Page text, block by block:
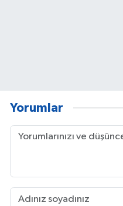
Yorumlar